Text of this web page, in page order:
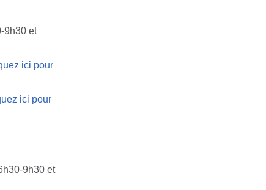
9h30 et
ici pour
ici pour
9h30 et